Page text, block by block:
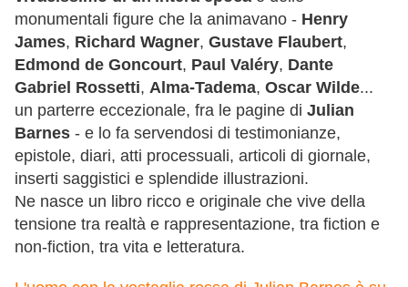
monumentali figure che la animavano - Henry
James, Richard Wagner, Gustave Flaubert,
Edmond de Goncourt, Paul Valéry, Dante
Gabriel Rossetti, Alma-Tadema, Oscar Wilde...
un parterre eccezionale, fra le pagine di Julian
Barnes - e lo fa servendosi di testimonianze,
epistole, diari, atti processuali, articoli di giornale,
inserti saggistici e splendide illustrazioni.
Ne nasce un libro ricco e originale che vive della
tensione tra realtà e rappresentazione, tra fiction e
non-fiction, tra vita e letteratura.